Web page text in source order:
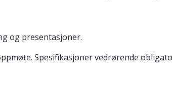
og presentasjoner.
Spesifikasjoner vedrørende